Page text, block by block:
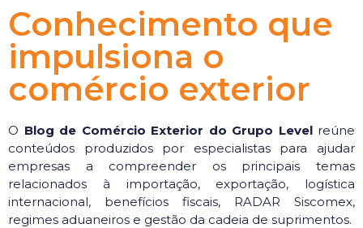
Conhecimento que
impulsiona o
comércio exterior
O Blog de Comércio Exterior do Grupo Levelreúne
conteúdos produzidos por especialistas para ajudar
empresas a compreender os principais temas
relacionados à importação, exportação, logística
internacional, benefícios fiscais, RADAR Siscomex,
regimes aduaneiros e gestão da cadeia de suprimentos.